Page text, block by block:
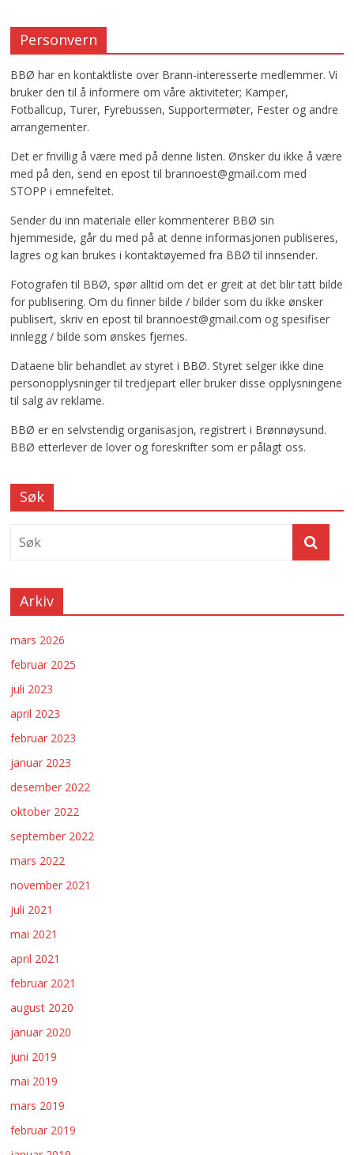
Personvern
BBØ har en kontaktliste over Brann-interesserte medlemmer. Vi
bruker den til å informere om våre aktiviteter; Kamper,
Fotballcup, Turer, Fyrebussen, Supportermøter, Fester og andre
arrangementer.
Det er frivillig å være med på denne listen. Ønsker du ikke å være
med på den, send en epost til brannoest@gmail.com med
STOPP i emnefeltet.
Sender du inn materiale eller kommenterer BBØ sin
hjemmeside, går du med på at denne informasjonen publiseres,
lagres og kan brukes i kontaktøyemed fra BBØ til innsender.
Fotografen til BBØ, spør alltid om det er greit at det blir tatt bilde
for publisering. Om du finner bilde / bilder som du ikke ønsker
publisert, skriv en epost til brannoest@gmail.com og spesifiser
innlegg / bilde som ønskes fjernes.
Dataene blir behandlet av styret i BBØ. Styret selger ikke dine
personopplysninger til tredjepart eller bruker disse opplysningene
til salg av reklame.
BBØ er en selvstendig organisasjon, registrert i Brønnøysund.
BBØ etterlever de lover og foreskrifter som er pålagt oss.
Søk
Arkiv
mars 2026
februar 2025
juli 2023
april 2023
februar 2023
januar 2023
desember 2022
oktober 2022
september 2022
mars 2022
november 2021
juli 2021
mai 2021
april 2021
februar 2021
august 2020
januar 2020
juni 2019
mai 2019
mars 2019
februar 2019